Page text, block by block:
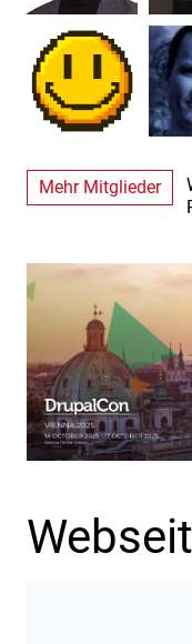
Mehr Mitglieder